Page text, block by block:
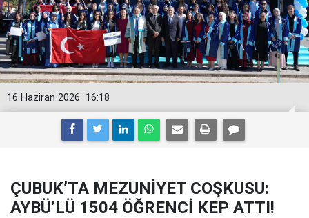
16:18
16 Haziran 2026
ÇUBUK’TA MEZUNİYET COŞKUSU:
AYBÜ’LÜ 1504 ÖĞRENCİ KEP ATTI!